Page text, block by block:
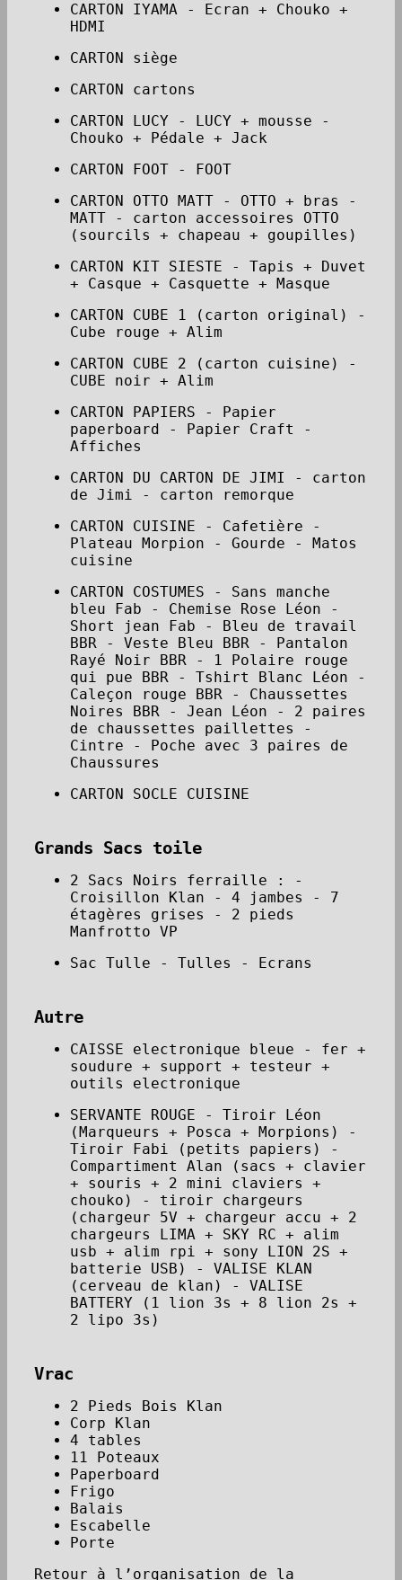
CARTON IYAMA - Ecran + Chouko +
HDMI
CARTON siège
CARTON cartons
CARTON LUCY - LUCY + mousse -
Chouko + Pédale + Jack
CARTON FOOT - FOOT
CARTON OTTO MATT - OTTO + bras -
MATT - carton accessoires OTTO
(sourcils + chapeau + goupilles)
CARTON KIT SIESTE - Tapis + Duvet
+ Casque + Casquette + Masque
CARTON CUBE 1 (carton original) -
Cube rouge + Alim
CARTON CUBE 2 (carton cuisine) -
CUBE noir + Alim
CARTON PAPIERS - Papier
paperboard - Papier Craft -
Affiches
CARTON DU CARTON DE JIMI - carton
de Jimi - carton remorque
CARTON CUISINE - Cafetière -
Plateau Morpion - Gourde - Matos
cuisine
CARTON COSTUMES - Sans manche
bleu Fab - Chemise Rose Léon -
Short jean Fab - Bleu de travail
BBR - Veste Bleu BBR - Pantalon
Rayé Noir BBR - 1 Polaire rouge
qui pue BBR - Tshirt Blanc Léon -
Caleçon rouge BBR - Chaussettes
Noires BBR - Jean Léon - 2 paires
de chaussettes paillettes -
Cintre - Poche avec 3 paires de
Chaussures
CARTON SOCLE CUISINE
Grands Sacs toile
2 Sacs Noirs ferraille : -
Croisillon Klan - 4 jambes - 7
étagères grises - 2 pieds
Manfrotto VP
Sac Tulle - Tulles - Ecrans
Autre
CAISSE electronique bleue - fer +
soudure + support + testeur +
outils electronique
SERVANTE ROUGE - Tiroir Léon
(Marqueurs + Posca + Morpions) -
Tiroir Fabi (petits papiers) -
Compartiment Alan (sacs + clavier
+ souris + 2 mini claviers +
chouko) - tiroir chargeurs
(chargeur 5V + chargeur accu + 2
chargeurs LIMA + SKY RC + alim
usb + alim rpi + sony LION 2S +
batterie USB) - VALISE KLAN
(cerveau de klan) - VALISE
BATTERY (1 lion 3s + 8 lion 2s +
2 lipo 3s)
Vrac
2 Pieds Bois Klan
Corp Klan
4 tables
11 Poteaux
Paperboard
Frigo
Balais
Escabelle
Porte
Retour à l’organisation de la